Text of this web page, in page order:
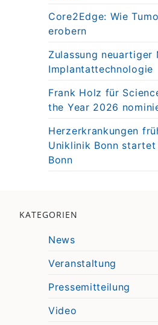
Core2Edge: Wie
erobern
Zulassung neuartiger
Implantattechnologie
Frank Holz für
the Year 2026
Herzerkrankungen
Uniklinik Bonn
Bonn
KATEGORIEN
News
Veranstaltung
Pressemitteilung
Video